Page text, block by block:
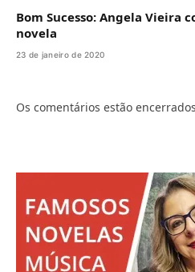
Bom Sucesso: Angela Vieira
novela
23 de janeiro de 2020
Os comentários estão